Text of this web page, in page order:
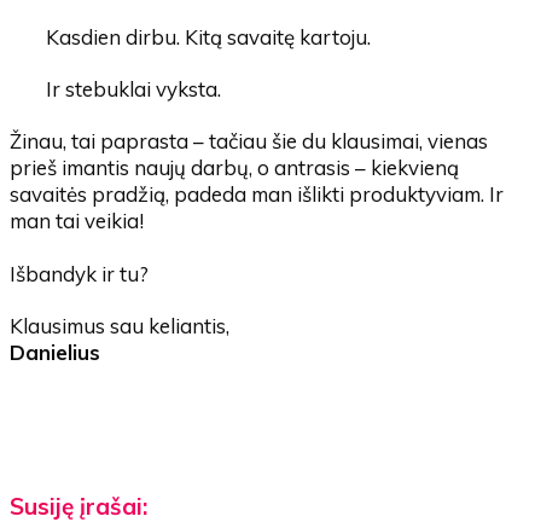
Kasdien dirbu. Kitą savaitę kartoju.
Ir stebuklai vyksta.
Žinau, tai paprasta – tačiau šie du klausimai, vienas
prieš imantis naujų darbų, o antrasis – kiekvieną
savaitės pradžią, padeda man išlikti produktyviam. Ir
man tai veikia!
Išbandyk ir tu?
Klausimus sau keliantis,
Danielius
Susiję įrašai: